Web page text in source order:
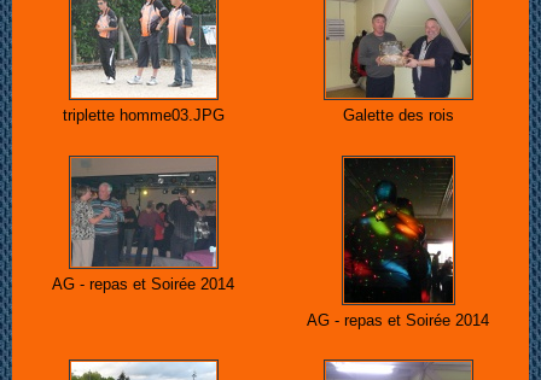
triplette homme03.JPG Galette des rois
AG - repas et Soirée 2014
AG - repas et Soirée 2014